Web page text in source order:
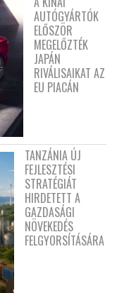
AUTÓGYÁRTÓK
ELŐSZÖR
MEGELŐZTÉK
JAPÁN
RIVÁLISAIKAT AZ
EU PIACÁN
TANZÁNIA ÚJ
FEJLESZTÉSI
STRATÉGIÁT
HIRDETETT A
GAZDASÁGI
NÖVEKEDÉS
FELGYORSÍTÁSÁRA